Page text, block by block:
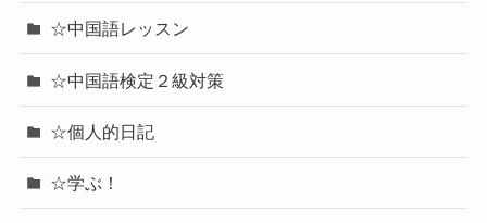
☆中国語レッスン
☆中国語検定２級対策
☆個人的日記
☆学ぶ！